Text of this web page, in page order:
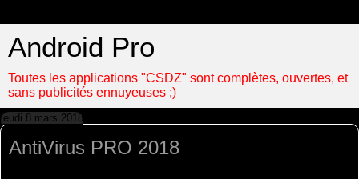
Android Pro
Toutes les applications "CSDZ" sont complètes, ouvertes, et
sans publicités ennuyeuses ;)
jeudi 8 mars 2018
AntiVirus PRO 2018